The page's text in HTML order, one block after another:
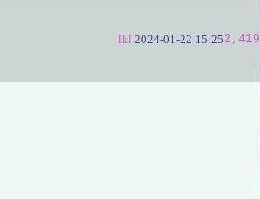
lkl 2024-01-22 15:252,419